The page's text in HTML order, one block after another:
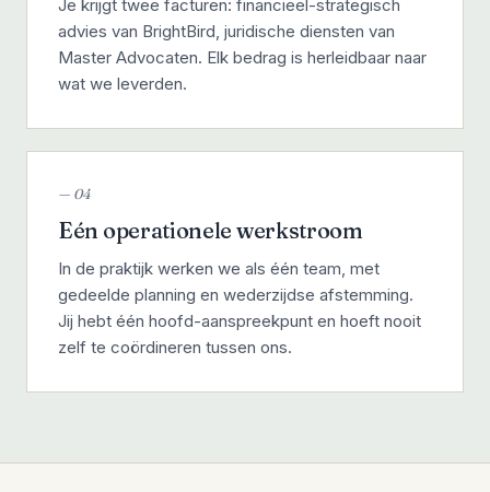
Je krijgt twee facturen: financieel-strategisch
advies van BrightBird, juridische diensten van
Master Advocaten. Elk bedrag is herleidbaar naar
wat we leverden.
— 04
Eén operationele werkstroom
In de praktijk werken we als één team, met
gedeelde planning en wederzijdse afstemming.
Jij hebt één hoofd-aanspreekpunt en hoeft nooit
zelf te coördineren tussen ons.